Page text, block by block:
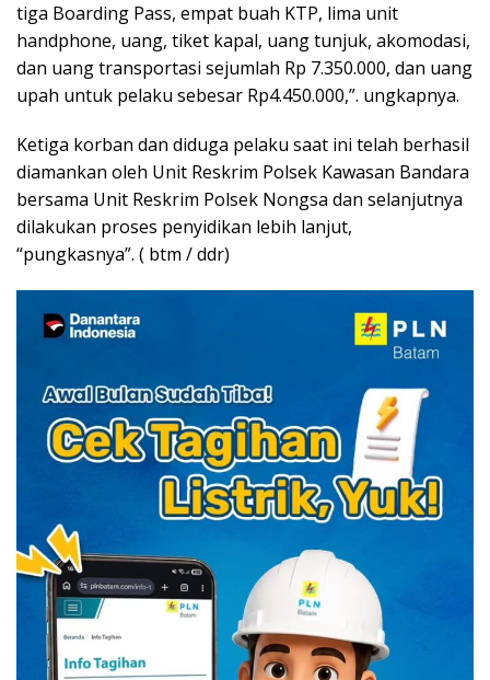
tiga Boarding Pass, empat buah KTP, lima unit
handphone, uang, tiket kapal, uang tunjuk, akomodasi,
dan uang transportasi sejumlah Rp 7.350.000, dan uang
upah untuk pelaku sebesar Rp4.450.000,”. ungkapnya.
Ketiga korban dan diduga pelaku saat ini telah berhasil
diamankan oleh Unit Reskrim Polsek Kawasan Bandara
bersama Unit Reskrim Polsek Nongsa dan selanjutnya
dilakukan proses penyidikan lebih lanjut,
“pungkasnya”. ( btm / ddr)